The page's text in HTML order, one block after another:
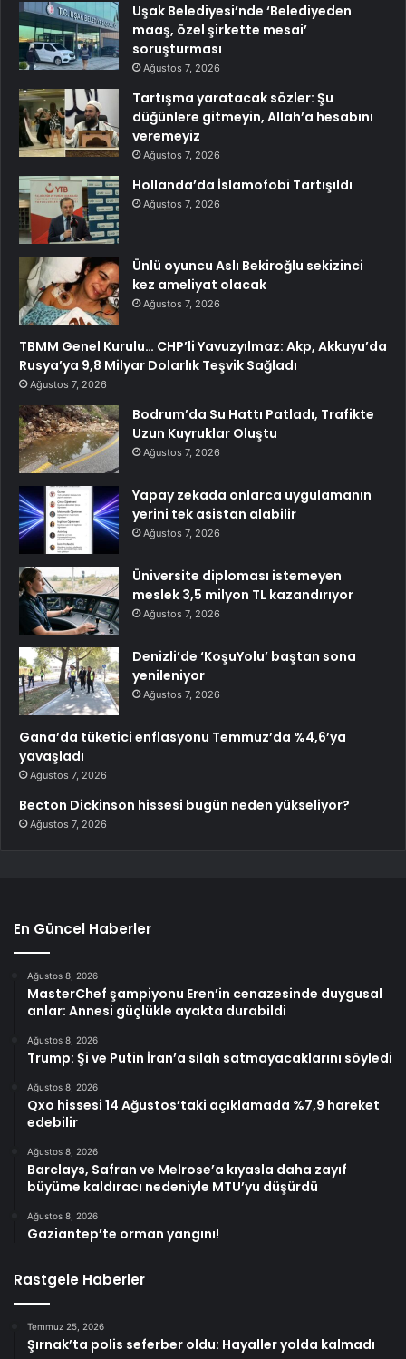
Uşak Belediyesi’nde ‘Belediyeden
maaş, özel şirkette mesai’
soruşturması
Ağustos 7, 2026
Tartışma yaratacak sözler: Şu
düğünlere gitmeyin, Allah’a hesabını
veremeyiz
Ağustos 7, 2026
Hollanda’da İslamofobi Tartışıldı
Ağustos 7, 2026
Ünlü oyuncu Aslı Bekiroğlu sekizinci
kez ameliyat olacak
Ağustos 7, 2026
TBMM Genel Kurulu… CHP’li Yavuzyılmaz: Akp, Akkuyu’da
Rusya’ya 9,8 Milyar Dolarlık Teşvik Sağladı
Ağustos 7, 2026
Bodrum’da Su Hattı Patladı, Trafikte
Uzun Kuyruklar Oluştu
Ağustos 7, 2026
Yapay zekada onlarca uygulamanın
yerini tek asistan alabilir
Ağustos 7, 2026
Üniversite diploması istemeyen
meslek 3,5 milyon TL kazandırıyor
Ağustos 7, 2026
Denizli’de ‘KoşuYolu’ baştan sona
yenileniyor
Ağustos 7, 2026
Gana’da tüketici enflasyonu Temmuz’da %4,6’ya
yavaşladı
Ağustos 7, 2026
Becton Dickinson hissesi bugün neden yükseliyor?
Ağustos 7, 2026
En Güncel Haberler
Ağustos 8, 2026
MasterChef şampiyonu Eren’in cenazesinde duygusal
anlar: Annesi güçlükle ayakta durabildi
Ağustos 8, 2026
Trump: Şi ve Putin İran’a silah satmayacaklarını söyledi
Ağustos 8, 2026
Qxo hissesi 14 Ağustos’taki açıklamada %7,9 hareket
edebilir
Ağustos 8, 2026
Barclays, Safran ve Melrose’a kıyasla daha zayıf
büyüme kaldıracı nedeniyle MTU’yu düşürdü
Ağustos 8, 2026
Gaziantep’te orman yangını!
Rastgele Haberler
Temmuz 25, 2026
Şırnak’ta polis seferber oldu: Hayaller yolda kalmadı